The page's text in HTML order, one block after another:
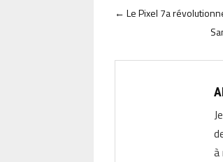
←Le Pixel 7a
à